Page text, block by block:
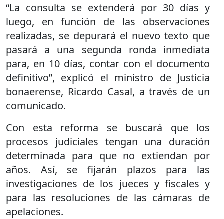
“La consulta se extenderá por 30 días y
luego, en función de las observaciones
realizadas, se depurará el nuevo texto que
pasará a una segunda ronda inmediata
para, en 10 días, contar con el documento
definitivo”, explicó el ministro de Justicia
bonaerense, Ricardo Casal, a través de un
comunicado.
Con esta reforma se buscará que los
procesos judiciales tengan una duración
determinada para que no extiendan por
años. Así, se fijarán plazos para las
investigaciones de los jueces y fiscales y
para las resoluciones de las cámaras de
apelaciones.